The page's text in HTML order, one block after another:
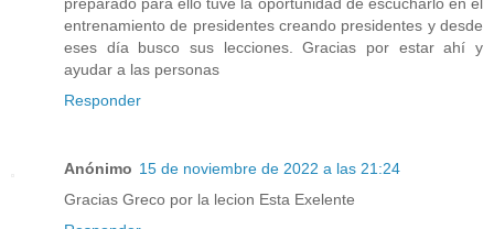
entrenamiento de presidentes creando presidentes y desde
eses día busco sus lecciones. Gracias por estar ahí y
ayudar a las personas
Responder
Anónimo 15 de noviembre de 2022 a las 21:24
Gracias Greco por la lecion Esta Exelente